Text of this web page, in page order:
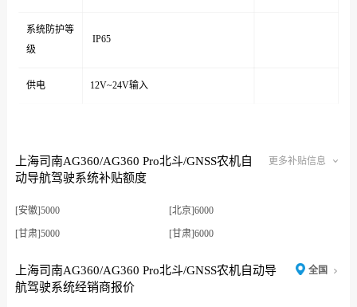
系统防护等
级
IP65
供电 12V~24V输入
上海司南AG360/AG360 Pro北斗/GNSS农机自
动导航驾驶系统补贴额度
更多补贴信息
[安徽]5000 [北京]6000
[甘肃]5000 [甘肃]6000
[海南]6000 [河北]5000
上海司南AG360/AG360 Pro北斗/GNSS农机自动导
航驾驶系统经销商报价
全国